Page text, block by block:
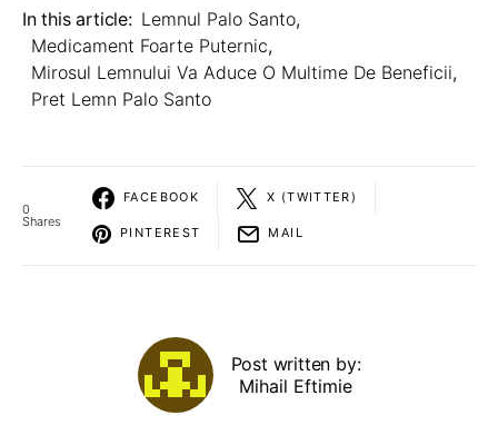
In this article: Lemnul Palo Santo,
Medicament Foarte Puternic,
Mirosul Lemnului Va Aduce O Multime De Beneficii,
Pret Lemn Palo Santo
0
Shares
FACEBOOK X (TWITTER)
PINTEREST MAIL
Post written by:
Mihail Eftimie